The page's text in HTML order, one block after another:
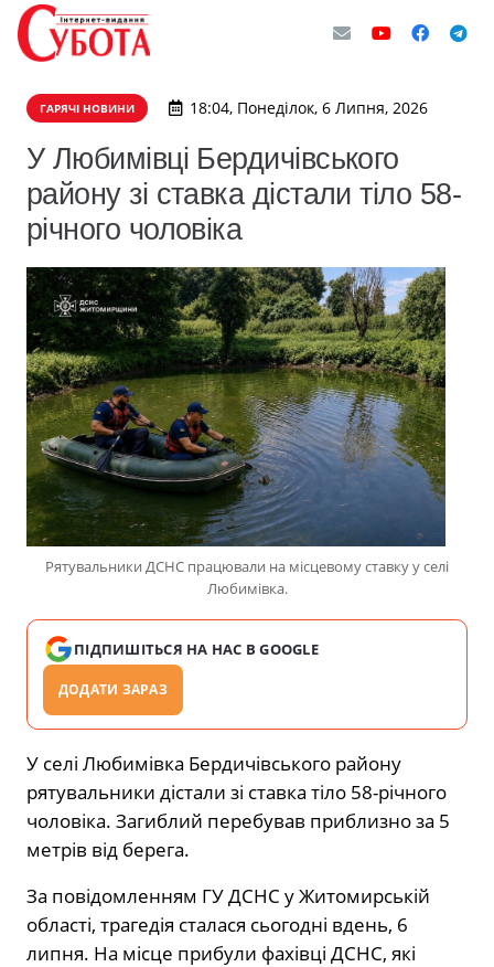
ГАРЯЧІ НОВИНИ 18:04, Понеділок, 6 Липня, 2026
У Любимівці Бердичівського
району зі ставка дістали тіло 58-
річного чоловіка
Рятувальники ДСНС працювали на місцевому ставку у селі
Любимівка.
ПІДПИШІТЬСЯ НА НАС В GOOGLE
ДОДАТИ ЗАРАЗ
У селі Любимівка Бердичівського району
рятувальники дістали зі ставка тіло 58-річного
чоловіка. Загиблий перебував приблизно за 5
метрів від берега.
За повідомленням ГУ ДСНС у Житомирській
області, трагедія сталася сьогодні вдень, 6
липня. На місце прибули фахівці ДСНС, які